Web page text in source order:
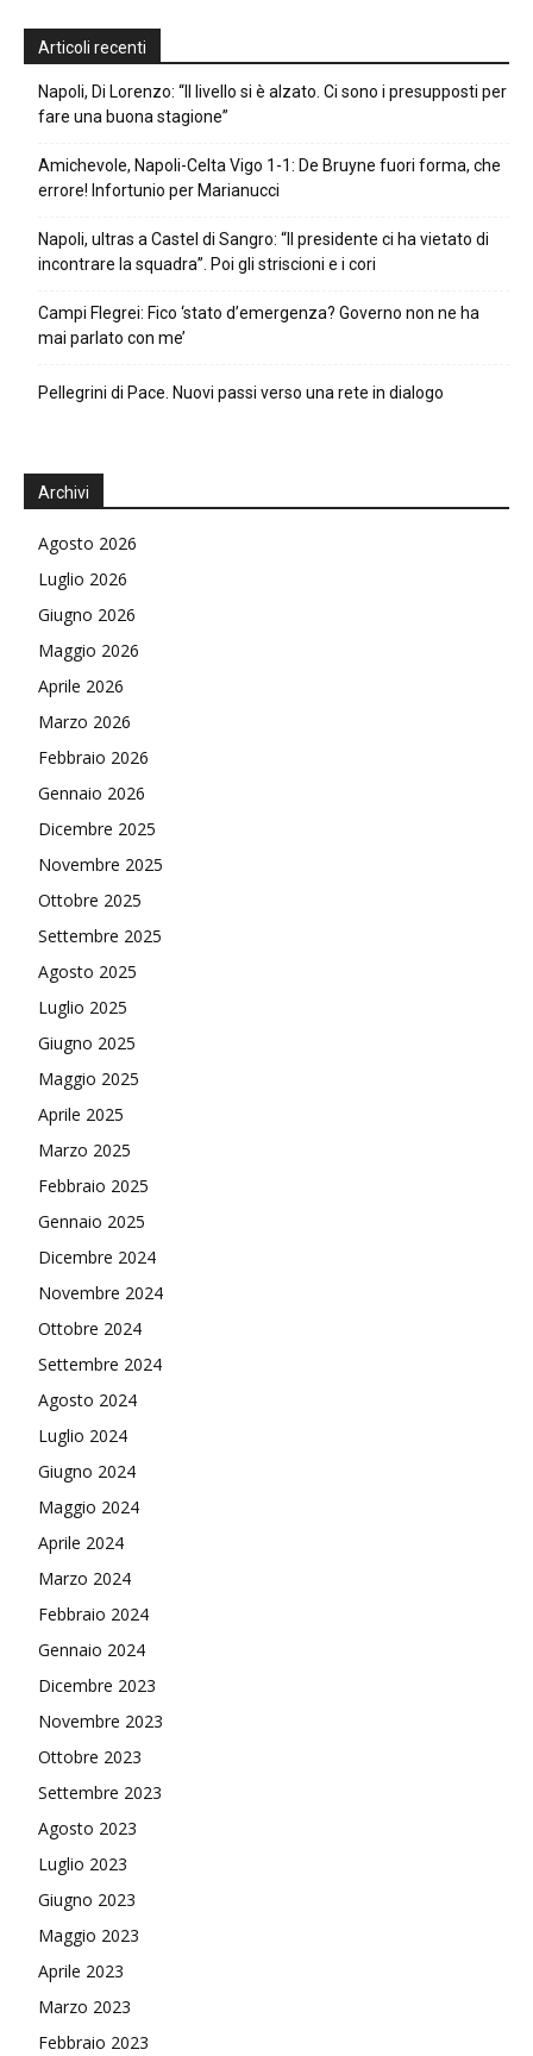
Articoli recenti
Napoli, Di Lorenzo: “Il livello si è alzato. Ci sono i presupposti per
fare una buona stagione”
Amichevole, Napoli-Celta Vigo 1-1: De Bruyne fuori forma, che
errore! Infortunio per Marianucci
Napoli, ultras a Castel di Sangro: “Il presidente ci ha vietato di
incontrare la squadra”. Poi gli striscioni e i cori
Campi Flegrei: Fico ‘stato d’emergenza? Governo non ne ha
mai parlato con me’
Pellegrini di Pace. Nuovi passi verso una rete in dialogo
Archivi
Agosto 2026
Luglio 2026
Giugno 2026
Maggio 2026
Aprile 2026
Marzo 2026
Febbraio 2026
Gennaio 2026
Dicembre 2025
Novembre 2025
Ottobre 2025
Settembre 2025
Agosto 2025
Luglio 2025
Giugno 2025
Maggio 2025
Aprile 2025
Marzo 2025
Febbraio 2025
Gennaio 2025
Dicembre 2024
Novembre 2024
Ottobre 2024
Settembre 2024
Agosto 2024
Luglio 2024
Giugno 2024
Maggio 2024
Aprile 2024
Marzo 2024
Febbraio 2024
Gennaio 2024
Dicembre 2023
Novembre 2023
Ottobre 2023
Settembre 2023
Agosto 2023
Luglio 2023
Giugno 2023
Maggio 2023
Aprile 2023
Marzo 2023
Febbraio 2023